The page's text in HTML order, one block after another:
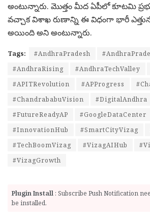
అంటున్నారు. మొత్తం మీద ఏపీలో కూటమి
వచ్చాక విశాఖ రుణాన్ని ఈ విధంగా భారీ ఎత్తున
అయింది అని అంటున్నారు.
Tags: #AndhraPradesh
#AndhraRising
#AndhraTechValley
#APITRevolution
#APProgress
#ChandrababuVision
#DigitalAndhra
#FutureReadyAP
#GoogleDataCenter
#InnovationHub
#SmartCityVizag
#TechBoomVizag
#VizagAIHub
#VizagGrowth
Plugin Install : Subscribe Push Notification
be installed.